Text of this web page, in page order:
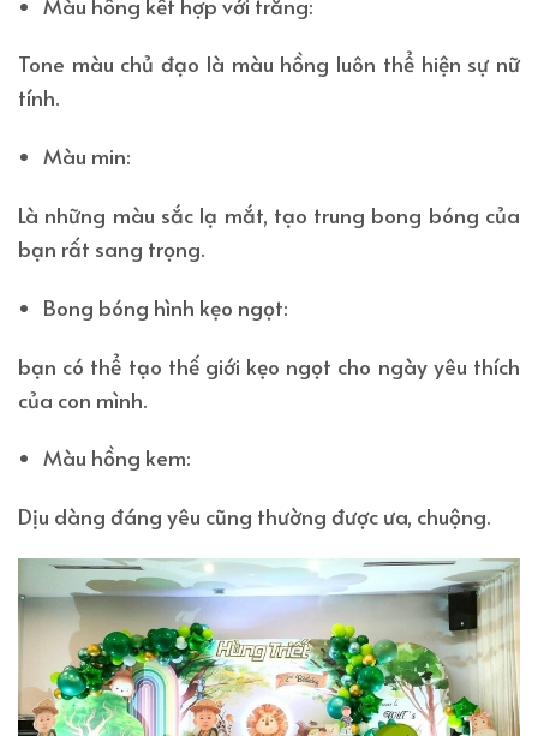
Tone màu chủ đạo là màu hồng luôn thể hiện sự nữ
tính.
Màu min:
Là những màu sắc lạ mắt, tạo trung bong bóng của
bạn rất sang trọng.
Bong bóng hình kẹo ngọt:
bạn có thể tạo thế giới kẹo ngọt cho ngày yêu thích
của con mình.
Màu hồng kem:
Dịu dàng đáng yêu cũng thường được ưa, chuộng.